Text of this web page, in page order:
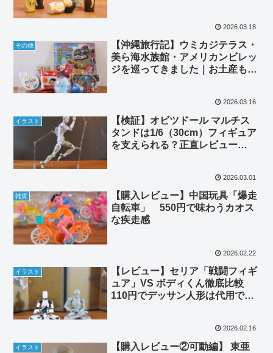
2026.03.18
その他
【沖縄旅行記】ウミカジテラス・
美ら海水族館・アメリカンビレッ
ジを巡ってきました｜お土産も紹
2026.03.16
イラスト
【検証】オビツドール マルチス
タンドは1/6（30cm）フィギュア
を支えられる？正直レビュー
2026.03.01
雑貨
【購入レビュー】中国玩具「爆走
自転車」 550円で味わうカオス
な疾走感
2026.02.22
イラスト
【レビュー】セリア「戦闘フィギ
ュア」VS ボディくん徹底比較
110円でデッサン人形は代用でき
2026.02.16
イラスト
【購入レビュー②可動編】 東亜